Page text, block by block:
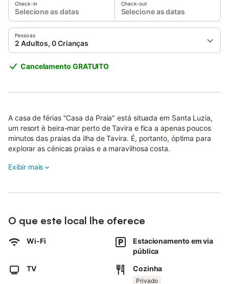
Check-in
Selecione as datas
Check-out
Selecione as datas
Pessoas
2 Adultos, 0 Crianças
Cancelamento GRATUITO
A casa de férias "Casa da Praia" está situada em Santa Luzia,
um resort è beira-mar perto de Tavira e fica a apenas poucos
minutos das praias da ilha de Tavira. É, portanto, óptima para
explorar as cénicas praias e a maravilhosa costa.
A casa de férias de 100 m² consiste numa sala de estar, uma
Um berço está disponível por uma taxa extra de €15. A partir
qualidade, um supermercado e uma farmácia, tudo em 5
minutos (150-400 m), enquanto as praias arenosas da ilha de
Tavira ficam a poucos minutos de barco, que saem a 300 m da
propriedade.
Exibir mais
O que este local lhe oferece
Wi-Fi
Estacionamento em via
pública
TV
Cozinha
Privado